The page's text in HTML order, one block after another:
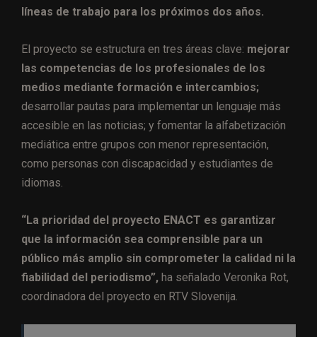
líneas de trabajo para los próximos dos años.
El proyecto se estructura en tres áreas clave: mejorar
las competencias de los profesionales de los
medios mediante formación e intercambios;
desarrollar pautas para implementar un lenguaje más
accesible en las noticias; y fomentar la alfabetización
mediática entre grupos con menor representación,
como personas con discapacidad y estudiantes de
idiomas.
“La prioridad del proyecto ENACT es garantizar
que la información sea comprensible para un
público más amplio sin comprometer la calidad ni la
fiabilidad del periodismo”, ha señalado Veronika Rot,
coordinadora del proyecto en RTV Slovenija.